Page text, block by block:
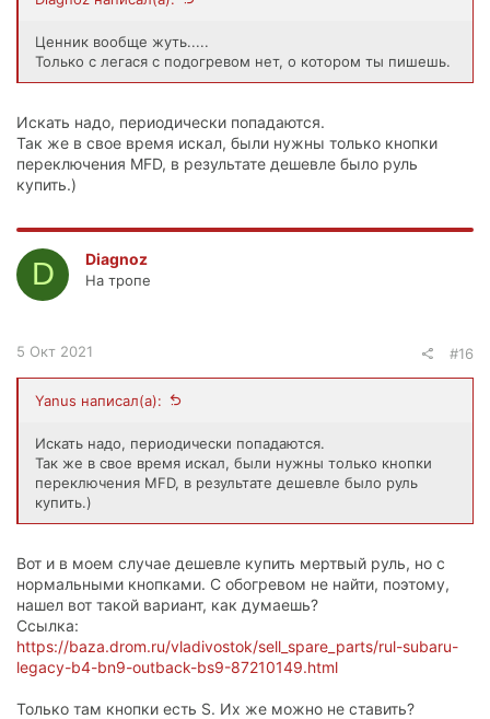
Ценник вообще жуть.....
Только с легася с подогревом нет, о котором ты пишешь.
Искать надо, периодически попадаются.
Так же в свое время искал, были нужны только кнопки
переключения MFD, в результате дешевле было руль
купить.)
D Diagnoz
На тропе
5 Окт 2021 #16
Yanus написал(а):
Искать надо, периодически попадаются.
Так же в свое время искал, были нужны только кнопки
переключения MFD, в результате дешевле было руль
купить.)
Вот и в моем случае дешевле купить мертвый руль, но с
нормальными кнопками. С обогревом не найти, поэтому,
нашел вот такой вариант, как думаешь?
Ссылка:
https://baza.drom.ru/vladivostok/sell_spare_parts/rul-subaru-
legacy-b4-bn9-outback-bs9-87210149.html
Только там кнопки есть S. Их же можно не ставить?